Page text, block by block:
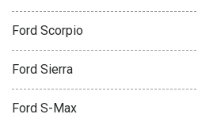
Ford Scorpio
Ford Sierra
Ford S-Max